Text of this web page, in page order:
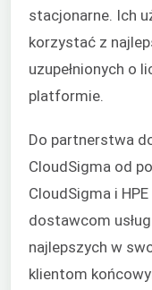
stacjonarne. Ich
korzystać z
uzupełnionych o
platformie.
Do partnerstwa
CloudSigma od
CloudSigma i
dostawcom
najlepszych w
klientom